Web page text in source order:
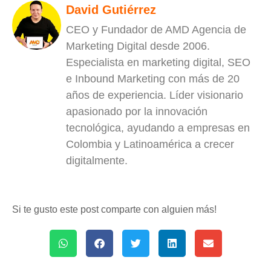
David Gutiérrez
CEO y Fundador de AMD Agencia de
Marketing Digital desde 2006.
Especialista en marketing digital, SEO
e Inbound Marketing con más de 20
años de experiencia. Líder visionario
apasionado por la innovación
tecnológica, ayudando a empresas en
Colombia y Latinoamérica a crecer
digitalmente.
Si te gusto este post comparte con alguien más!